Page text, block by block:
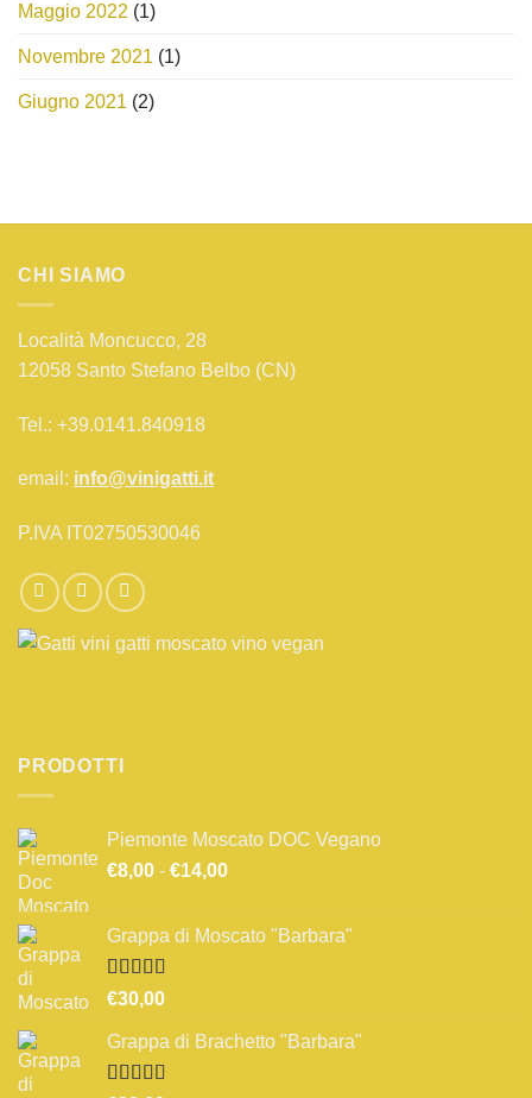
Maggio 2022 (1)
Novembre 2021 (1)
Giugno 2021 (2)
CHI SIAMO
Località Moncucco, 28
12058 Santo Stefano Belbo (CN)
Tel.: +39.0141.840918
email: info@vinigatti.it
P.IVA IT02750530046
PRODOTTI
Piemonte Moscato DOC Vegano
€8,00 - €14,00Fascia
da
Grappa di Moscato "Barbara"
Valutato
su 5
€30,00
Grappa di Brachetto "Barbara"